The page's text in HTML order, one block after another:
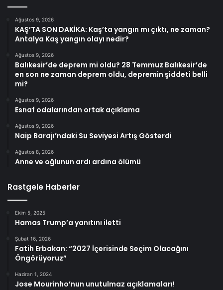
Ağustos 9, 2026
KAŞ’TA SON DAKİKA: Kaş’ta yangın mı çıktı, ne zaman?
Antalya Kaş yangın olayı nedir?
Ağustos 9, 2026
Balıkesir’de deprem mi oldu? 28 Temmuz Balıkesir’de
en son ne zaman deprem oldu, depremin şiddeti belli
mi?
Ağustos 9, 2026
Esnaf odalarından ortak açıklama
Ağustos 9, 2026
Naip Barajı’ndaki Su Seviyesi Artış Gösterdi
Ağustos 8, 2026
Anne ve oğlunun ardı ardına ölümü
Rastgele Haberler
Ekim 5, 2025
Hamas Trump’a yanıtını iletti
Şubat 16, 2026
Fatih Erbakan: “2027 İçerisinde Seçim Olacağını
Öngörüyoruz”
Haziran 1, 2024
Jose Mourinho’nun unutulmaz açıklamaları!